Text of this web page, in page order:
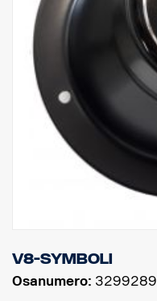
V8-symboli
Osanumero: 3299289